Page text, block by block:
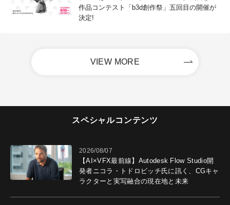
作品コンテスト「b3d創作祭」五回目の開催が
決定!
VIEW MORE
スペシャルコンテンツ
2026/08/07
【AI×VFX最前線】Autodesk Flow Studio開
発者ニコラ・トドロビッチ氏に訊く、CGキャ
ラクターと実写融合の現在地と未来